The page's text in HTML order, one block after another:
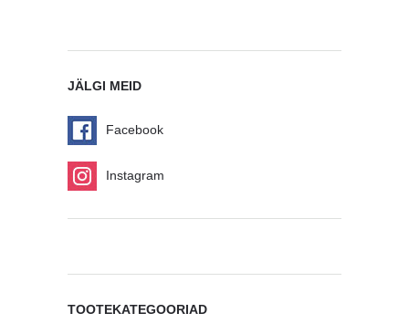
JÄLGI MEID
Facebook
Instagram
TOOTEKATEGOORIAD